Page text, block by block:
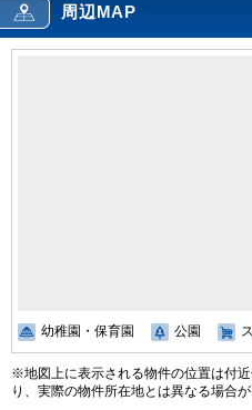
周辺MAP
幼稚園・保育園 公園
※地図上に表示される物件の位置は付
り、実際の物件所在地とは異なる場合が